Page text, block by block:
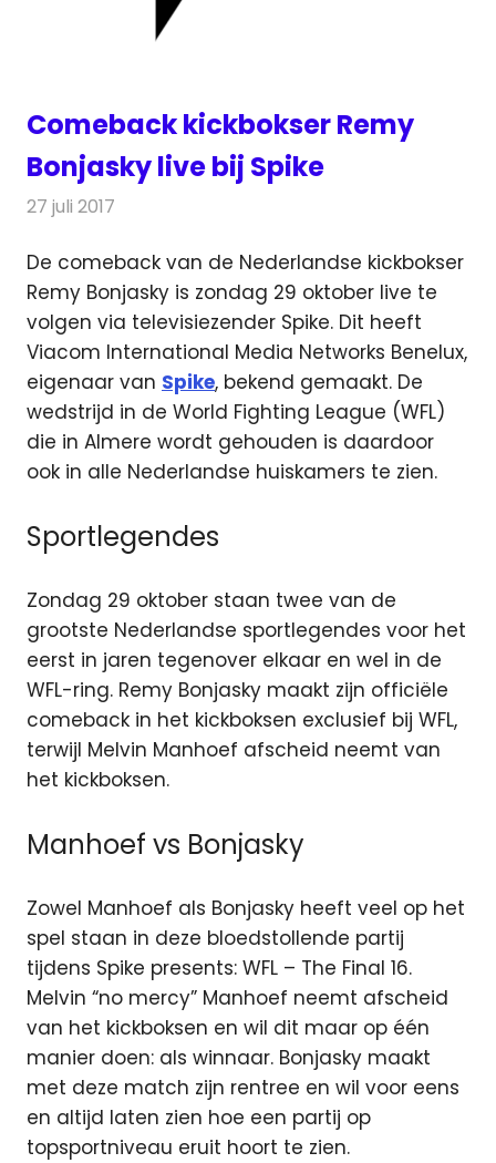
Comeback kickbokser Remy
Bonjasky live bij Spike
27 juli 2017
De comeback van de Nederlandse kickbokser
Remy Bonjasky is zondag 29 oktober live te
volgen via televisiezender Spike. Dit heeft
Viacom International Media Networks Benelux,
eigenaar van Spike, bekend gemaakt. De
wedstrijd in de World Fighting League (WFL)
die in Almere wordt gehouden is daardoor
ook in alle Nederlandse huiskamers te zien.
Sportlegendes
Zondag 29 oktober staan twee van de
grootste Nederlandse sportlegendes voor het
eerst in jaren tegenover elkaar en wel in de
WFL-ring. Remy Bonjasky maakt zijn officiële
comeback in het kickboksen exclusief bij WFL,
terwijl Melvin Manhoef afscheid neemt van
het kickboksen.
Manhoef vs Bonjasky
Zowel Manhoef als Bonjasky heeft veel op het
spel staan in deze bloedstollende partij
tijdens Spike presents: WFL – The Final 16.
Melvin “no mercy” Manhoef neemt afscheid
van het kickboksen en wil dit maar op één
manier doen: als winnaar. Bonjasky maakt
met deze match zijn rentree en wil voor eens
en altijd laten zien hoe een partij op
topsportniveau eruit hoort te zien.